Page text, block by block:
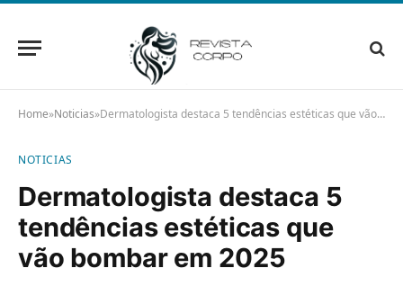
Home»Noticias»Dermatologista destaca 5 tendências estéticas que vão bombar em 2025
NOTICIAS
Dermatologista destaca 5
tendências estéticas que
vão bombar em 2025